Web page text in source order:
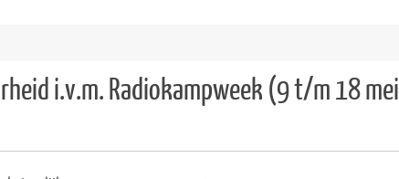
i.v.m. Radiokampweek (9 t/m 18 mei